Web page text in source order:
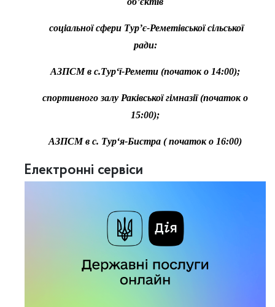
соціальної сфери Тур’є-Реметівської сільської
ради:
АЗПСМ в с.Тур‘ї-Ремети (початок о 14:00);
спортивного залу Раківської гімназії (початок о
15:00);
АЗПСМ в с. Тур‘я-Бистра ( початок о 16:00)
Електронні сервіси